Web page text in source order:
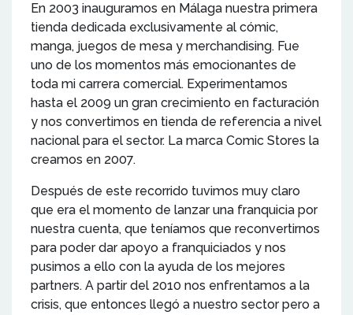
En 2003 inauguramos en Málaga nuestra primera
tienda dedicada exclusivamente al cómic,
manga, juegos de mesa y merchandising. Fue
uno de los momentos más emocionantes de
toda mi carrera comercial. Experimentamos
hasta el 2009 un gran crecimiento en facturación
y nos convertimos en tienda de referencia a nivel
nacional para el sector. La marca Comic Stores la
creamos en 2007.
Después de este recorrido tuvimos muy claro
que era el momento de lanzar una franquicia por
nuestra cuenta, que teníamos que reconvertirnos
para poder dar apoyo a franquiciados y nos
pusimos a ello con la ayuda de los mejores
partners. A partir del 2010 nos enfrentamos a la
crisis, que entonces llegó a nuestro sector pero a